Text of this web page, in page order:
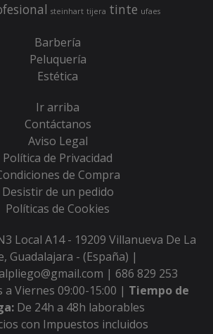
steinhart tijera tinte ufaes
Barbería
Peluquería
Estética
Ir arriba
Contáctanos
Aviso Legal
Política de Privacidad
de Compra
Desistir de un pedido
Políticas de Cookies
Local A14 - 19209 Villanueva De La
Guadalajara - (España) |
| 686 829 253
a Viernes 09:00-15:00 | Tiempo de
De 24h a 48h laborables
con Impuestos incluidos